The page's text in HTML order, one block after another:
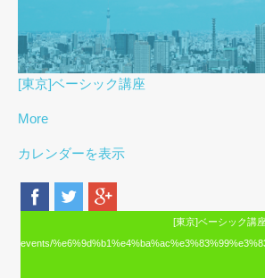
[東京]ベーシック講座
More
カレンダーを表示
[東京]ベーシック講
events/